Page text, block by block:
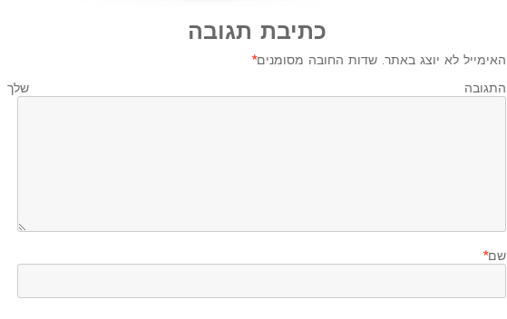
כתיבת תגובה
האימייל לא יוצג באתר. שדות החובה מסומנים*
התגובה שלך
שם*